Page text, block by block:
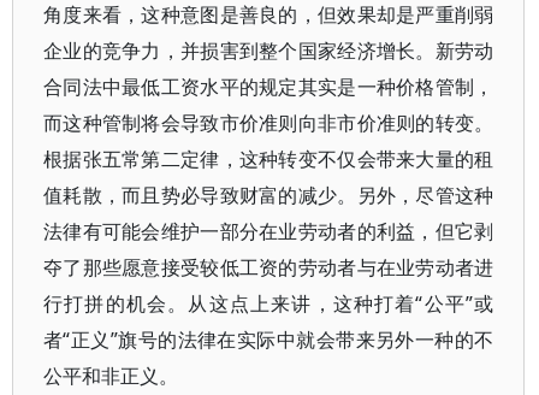
角度来看，这种意图是善良的，但效果却是严重削弱
企业的竞争力，并损害到整个国家经济增长。新劳动
合同法中最低工资水平的规定其实是一种价格管制，
而这种管制将会导致市价准则向非市价准则的转变。
根据张五常第二定律，这种转变不仅会带来大量的租
值耗散，而且势必导致财富的减少。另外，尽管这种
法律有可能会维护一部分在业劳动者的利益，但它剥
夺了那些愿意接受较低工资的劳动者与在业劳动者进
行打拼的机会。从这点上来讲，这种打着“公平”或
者“正义”旗号的法律在实际中就会带来另外一种的不
公平和非正义。